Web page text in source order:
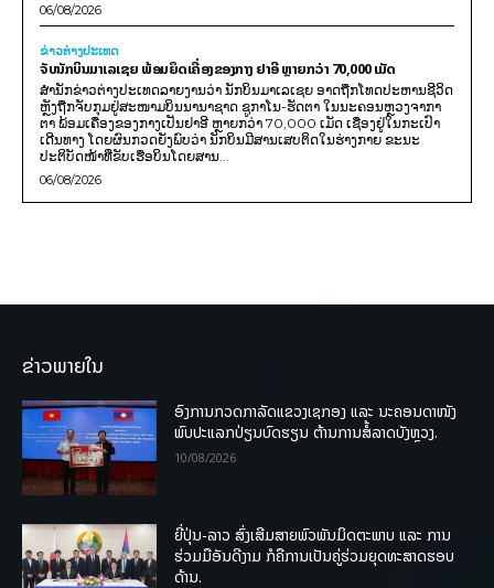
06/08/2026
ຂ່າວຕ່າງປະເທດ
ຈັບນັກບິນມາເລເຊຍ ພ້ອມຍຶດເຄື່ອງຂອງກາງ ຢາອີ ຫຼາຍກວ່າ 70,000 ເມັດ
ສຳນັກຂ່າວຕ່າງປະເທດລາຍງານວ່າ ນັກບິນມາເລເຊຍ ອາດຖືກໂທດປະຫານຊີວິດ
ຫຼັງຖືກຈັບກຸມຢູ່ສະໜາມບິນນານາຊາດ ຊູກາໂນ-ຮັດຕາ ໃນນະຄອນຫຼວງຈາກາ
ຕາ ພ້ອມເຄື່ອງຂອງກາງເປັນຢາອີ ຫຼາຍກວ່າ 70,000 ເມັດ ເຊື່ອງຢູ່ໃນກະເປົາ
ເດີນທາງ ໂດຍຜົນກວດຍັງພົບວ່າ ນັກບິນມີສານເສບຕິດໃນຮ່າງກາຍ ຂະນະ
ປະຕິບັດໜ້າທີ່ຂັບເຮືອບິນໂດຍສານ...
06/08/2026
ຂ່າວພາຍໃນ
ອົງການກວດກາລັດແຂວງເຊກອງ ແລະ ນະຄອນດາໜັງ
ພົບປະແລກປ່ຽນບົດຮຽນ ຕ້ານການສໍ້ລາດບັງຫຼວງ.
10/08/2026
ຍີ່ປຸ່ນ-ລາວ ສົ່ງເສີມສາຍພົວພັນມິດຕະພາບ ແລະ ການ
ຮ່ວມມືອັນດີງາມ ກໍຄືການເປັນຄູ່ຮ່ວມຍຸດທະສາດຮອບ
ດ້ານ.